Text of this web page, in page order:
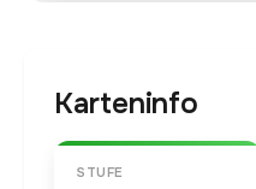
Karteninfo
STUFE